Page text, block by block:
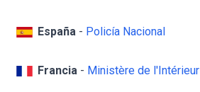
España - Policía Nacional
Francia - Ministère de l'Intérieur